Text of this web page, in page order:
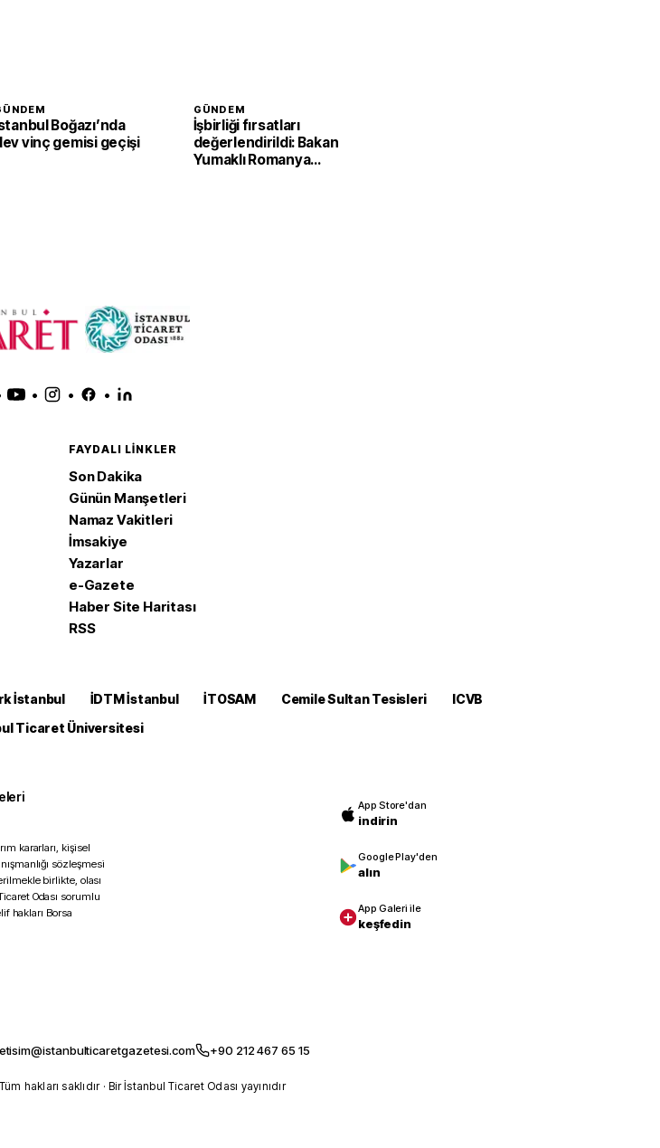
Boğazı’nda
vinç gemisi geçişi
GÜNDEM
İşbirliği fırsatları
değerlendirildi: Bakan
Yumaklı Romanya
• • •
FAYDALI LINKLER
Son Dakika
Günün Manşetleri
Namaz Vakitleri
İmsakiye
Yazarlar
e-Gazete
Haber Site Haritası
RSS
İstanbul İDTM İstanbul İTOSAM Cemile Sultan Tesisleri
ICVB
Ticaret Üniversitesi
kararları, kişisel
sözleşmesi
birlikte, olası
Odası sorumlu
hakları Borsa
App Store'dan
indirin
Google Play'den
alın
App Galeri ile
keşfedin
+90 212 467 65 15
hakları saklıdır · Bir İstanbul Ticaret Odası yayınıdır